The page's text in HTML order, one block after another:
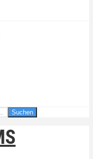
Suchen